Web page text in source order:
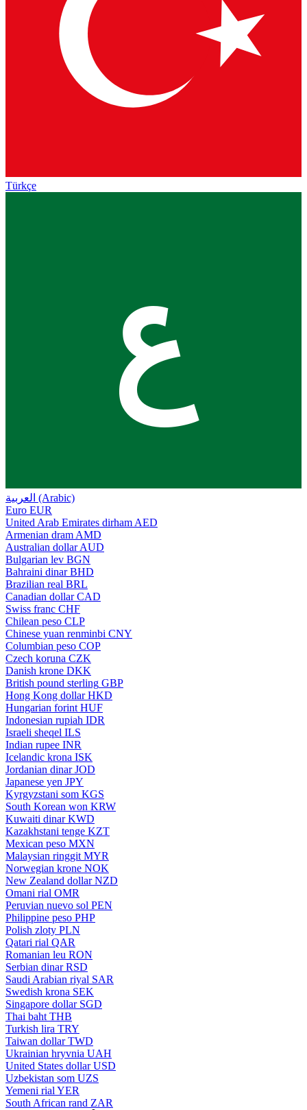
Türkçe
ع
العربية (Arabic)
Euro EUR
United Arab Emirates dirham AED
Armenian dram AMD
Australian dollar AUD
Bulgarian lev BGN
Bahraini dinar BHD
Brazilian real BRL
Canadian dollar CAD
Swiss franc CHF
Chilean peso CLP
Chinese yuan renminbi CNY
Columbian peso COP
Czech koruna CZK
Danish krone DKK
British pound sterling GBP
Hong Kong dollar HKD
Hungarian forint HUF
Indonesian rupiah IDR
Israeli sheqel ILS
Indian rupee INR
Icelandic krona ISK
Jordanian dinar JOD
Japanese yen JPY
Kyrgyzstani som KGS
South Korean won KRW
Kuwaiti dinar KWD
Kazakhstani tenge KZT
Mexican peso MXN
Malaysian ringgit MYR
Norwegian krone NOK
New Zealand dollar NZD
Omani rial OMR
Peruvian nuevo sol PEN
Philippine peso PHP
Polish zloty PLN
Qatari rial QAR
Romanian leu RON
Serbian dinar RSD
Saudi Arabian riyal SAR
Swedish krona SEK
Singapore dollar SGD
Thai baht THB
Turkish lira TRY
Taiwan dollar TWD
Ukrainian hryvnia UAH
United States dollar USD
Uzbekistan som UZS
Yemeni rial YER
South African rand ZAR